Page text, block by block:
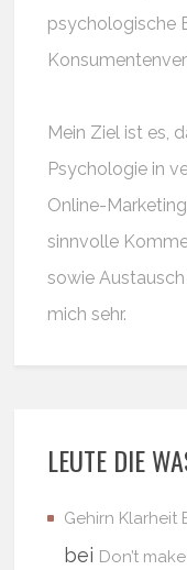
psychologische
Mein Ziel ist es,
Psychologie in
Online-
sinnvolle
sowie
mich sehr.
LEUTE DIE
Gehirn Klarheit
bei Don’t